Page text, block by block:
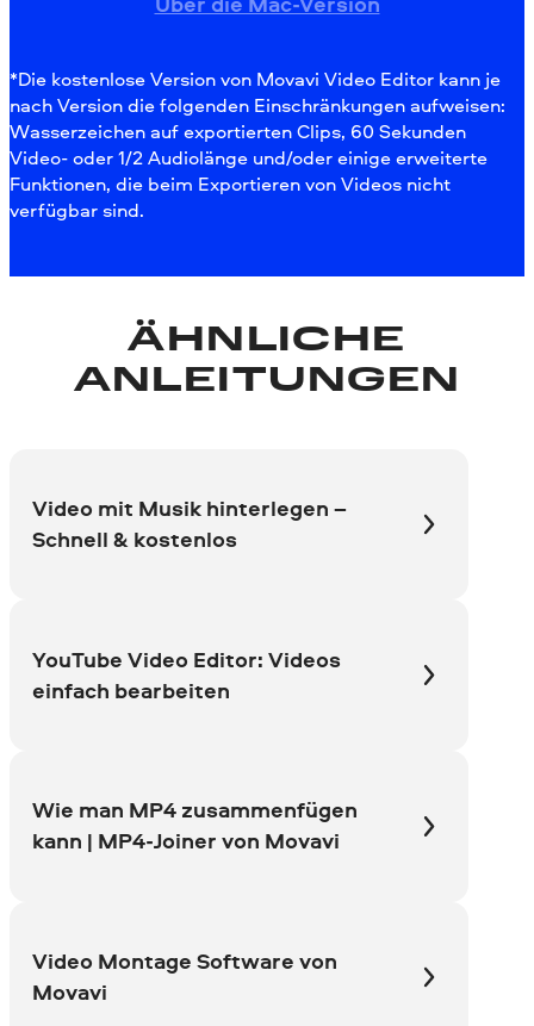
*Die kostenlose Version von Movavi Video Editor kann je
nach Version die folgenden Einschränkungen aufweisen:
Wasserzeichen auf exportierten Clips, 60 Sekunden
Video- oder 1/2 Audiolänge und/oder einige erweiterte
Funktionen, die beim Exportieren von Videos nicht
verfügbar sind.
ÄHNLICHE
ANLEITUNGEN
Video mit Musik hinterlegen –
Schnell & kostenlos
YouTube Video Editor: Videos
einfach bearbeiten
Wie man MP4 zusammenfügen
kann | MP4-Joiner von Movavi
Video Montage Software von
Movavi